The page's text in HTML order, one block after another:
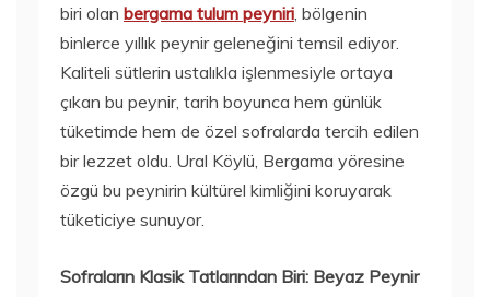
biri olan bergama tulum peyniri , bölgenin
binlerce yıllık peynir geleneğini temsil ediyor.
Kaliteli sütlerin ustalıkla işlenmesiyle ortaya
çıkan bu peynir, tarih boyunca hem günlük
tüketimde hem de özel sofralarda tercih edilen
bir lezzet oldu. Ural Köylü, Bergama yöresine
özgü bu peynirin kültürel kimliğini koruyarak
tüketiciye sunuyor.
Sofraların Klasik Tatlarından Biri: Beyaz Peynir